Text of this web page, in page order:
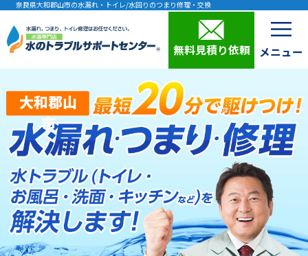
奈良県大和郡山市の水漏れ・トイレ/水回りのつまり修理・交換
無料見積り依頼
大和郡山
市